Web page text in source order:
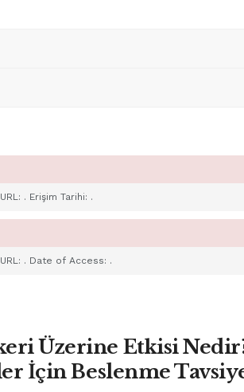
. Erişim Tarihi: .
. Date of Access: .
Üzerine Etkisi
İçin Beslenme